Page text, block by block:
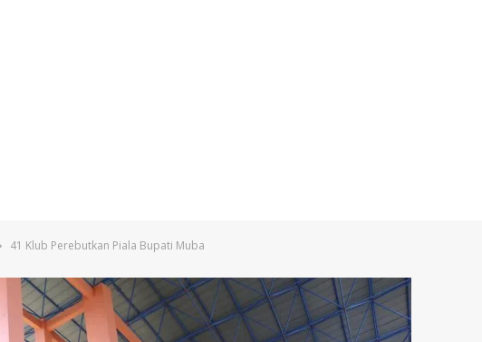
41 Klub Perebutkan Piala Bupati Muba